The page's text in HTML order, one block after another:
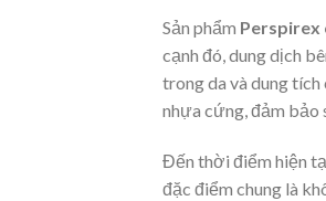
Sản phẩm Perspirex
cạnh đó, dung dịch
trong da và dung
nhựa cứng, đảm bảo
Đến thời điểm hiện
đặc điểm chung là